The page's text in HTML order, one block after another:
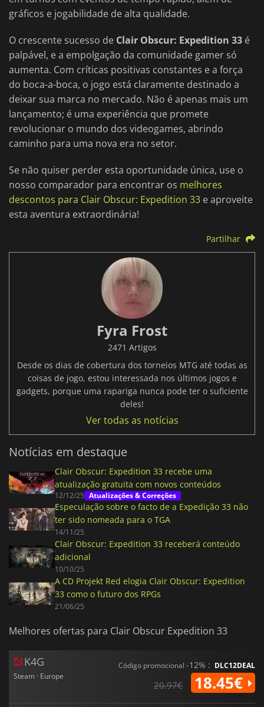
gráficos e jogabilidade de alta qualidade.
O crescente sucesso de Clair Obscur: Expedition 33 é
palpável, e a empolgação da comunidade gamer só
aumenta. Com críticas positivas constantes e a força
do boca-a-boca, o jogo está claramente destinado a
deixar sua marca no mercado. Não é apenas mais um
lançamento; é uma experiência que promete
revolucionar o mundo dos videogames, abrindo
caminho para uma nova era no setor.
Se não quiser perder esta oportunidade única, use o
nosso comparador para encontrar os melhores
descontos para Clair Obscur: Expedition 33 e aproveite
esta aventura extraordinária!
Partilhar
Fyra Frost
2471 Artigos
Desde os dias de cobertura dos torneios MTG até todas as
coisas de jogo, estou interessada nos últimos jogos e
gadgets, porque uma rapariga nunca pode ter o suficiente
deles!
Ver todas as notícias
Notícias em destaque
Clair Obscur: Expedition 33 recebe uma
atualização gratuita com novos conteúdos
12/12/25 Atualizações & Correções
Especulação sobre o facto de a Expedição 33 não
ter sido nomeada para o TGA
14/11/25
Clair Obscur: Expedition 33 receberá conteúdo
adicional
10/10/25
A CD Projekt Red elogia Clair Obscur: Expedition
33 como o futuro dos RPGs
21/06/25
Melhores ofertas para Clair Obscur Expedition 33
K4G
Steam · Europe
Código promocional -12% : DLC12DEAL
20.97€ 18.45€